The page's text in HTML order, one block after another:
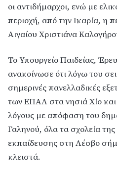
οι αντιδήμαρχοι, ενώ με
περιοχή, από την Ικαρία, η
Αιγαίου Χριστιάνα
Το Υπουργείο Παιδείας,
ανακοίνωσε ότι λόγω του
σημερινές πανελλαδικές
των ΕΠΑΛ στα νησιά Χίο
λόγους με απόφαση του
Γαληνού, όλα τα σχολεία
εκπαίδευσης στη Λέσβο
κλειστά.